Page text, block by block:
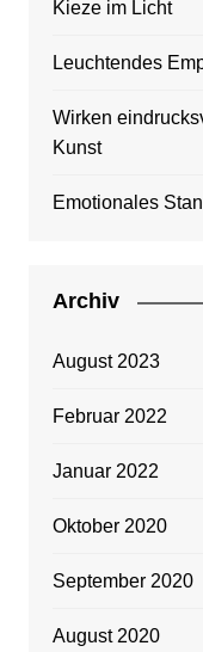
Kieze im Licht
Leuchtendes
Wirken
Kunst
Emotionales
Archiv
August 2023
Februar 2022
Januar 2022
Oktober 2020
September 2020
August 2020